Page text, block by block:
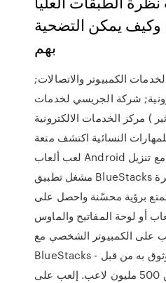
وكيف يمكن التضحية
بهم
الكمبيوتر والاتصالات;
شركة الجريسي لخدمات
) مركز الخدمات الالكترونية
النسائية اكتشف متعة
لعب ألعاب Android على جهاز الكمبيوتر مع تنزيل
مشغل تطبيق BlueStacks مجانًا. جرب الألعاب الغامرة
برؤية محسّنة واحصل على
أو لوحة المفاتيح والماوس
على الكمبيوتر الشخصي مع
BlueStacks - نظام أندرويد للألعاب ، موثوق به من قبل
أكثر من 500 مليون لاعب. إلعب على BlueStacks 5.